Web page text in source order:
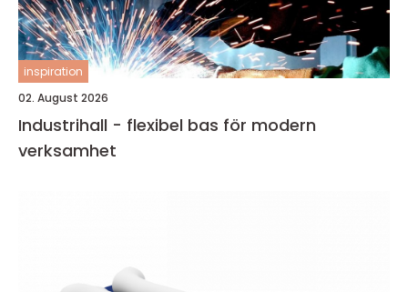
inspiration
02. August 2026
Industrihall - flexibel bas för modern
verksamhet